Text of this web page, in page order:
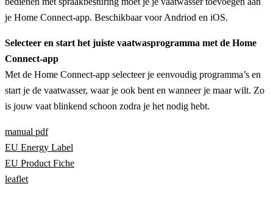
je Home Connect-app. Beschikbaar voor Andriod en iOS.
Selecteer en start het juiste vaatwasprogramma met de Home
Connect-app
Met de Home Connect-app selecteer je eenvoudig programma’s en
start je de vaatwasser, waar je ook bent en wanneer je maar wilt. Zo
is jouw vaat blinkend schoon zodra je het nodig hebt.
manual pdf
EU Energy Label
EU Product Fiche
leaflet